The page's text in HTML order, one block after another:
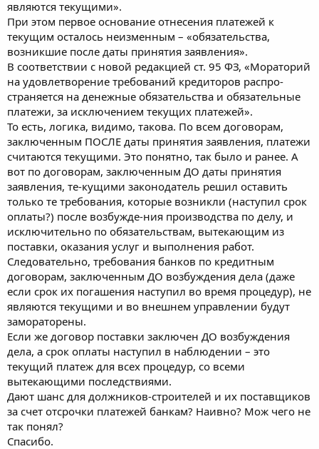
являются текущими».
При этом первое основание отнесения платежей к
текущим осталось неизменным – «обязательства,
возникшие после даты принятия заявления».
В соответствии с новой редакцией ст. 95 ФЗ, «Мораторий
на удовлетворение требований кредиторов распро-
страняется на денежные обязательства и обязательные
платежи, за исключением текущих платежей».
То есть, логика, видимо, такова. По всем договорам,
заключенным ПОСЛЕ даты принятия заявления, платежи
считаются текущими. Это понятно, так было и ранее. А
вот по договорам, заключенным ДО даты принятия
заявления, те-кущими законодатель решил оставить
только те требования, которые возникли (наступил срок
оплаты?) после возбужде-ния производства по делу, и
исключительно по обязательствам, вытекающим из
поставки, оказания услуг и выполнения работ.
Следовательно, требования банков по кредитным
договорам, заключенным ДО возбуждения дела (даже
если срок их погашения наступил во время процедур), не
являются текущими и во внешнем управлении будут
замораторены.
Если же договор поставки заключен ДО возбуждения
дела, а срок оплаты наступил в наблюдении – это
текущий платеж для всех процедур, со всеми
вытекающими последствиями.
Дают шанс для должников-строителей и их поставщиков
за счет отсрочки платежей банкам? Наивно? Мож чего не
так понял?
Спасибо.